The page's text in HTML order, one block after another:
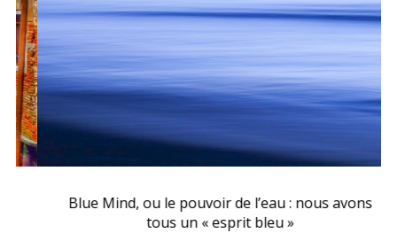
Blue Mind, ou le pouvoir de l’eau : nous avons
tous un « esprit bleu »